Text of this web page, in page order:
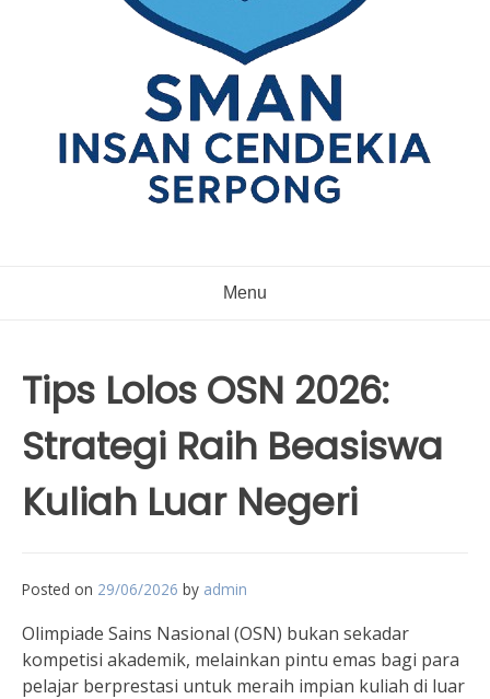
Menu
Tips Lolos OSN 2026:
Strategi Raih Beasiswa
Kuliah Luar Negeri
Posted on 29/06/2026 by admin
Olimpiade Sains Nasional (OSN) bukan sekadar
kompetisi akademik, melainkan pintu emas bagi para
pelajar berprestasi untuk meraih impian kuliah di luar